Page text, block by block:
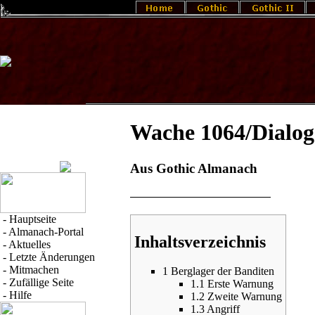
- Hauptseite
- Almanach-Portal
- Aktuelles
- Letzte Änderungen
- Mitmachen
- Zufällige Seite
- Hilfe
Wache 1064/
Aus Gothic Almanach
Inhaltsverzeichnis
1 Berglager der Banditen
1.1 Erste Warnung
1.2 Zweite Warnung
1.3Angriff